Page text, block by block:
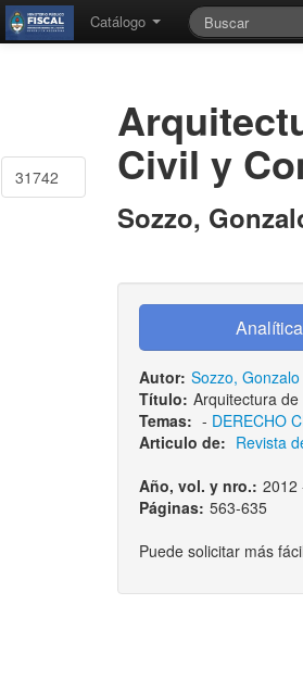
Catálogo
31742 Civil y
Sozzo,
Autor: Sozzo, Gonzalo
Título: Arquitectura
Temas: - DERECHO
Articulo de: Revista
Año, vol. y nro.: 2012
Páginas: 563-635
Puede solicitar más